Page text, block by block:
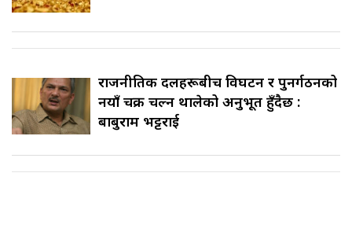
राजनीतिक दलहरूबीच विघटन र पुनर्गठनको
नयाँ चक्र चल्न थालेको अनुभूत हुँदैछ :
बाबुराम भट्टराई